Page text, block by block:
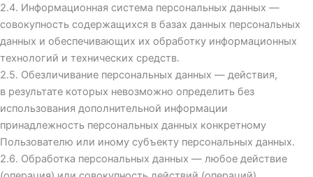
2.4. Информационная система персональных данных —
совокупность содержащихся в базах данных персональных
данных и обеспечивающих их обработку информационных
технологий и технических средств.
2.5. Обезличивание персональных данных — действия,
в результате которых невозможно определить без
использования дополнительной информации
принадлежность персональных данных конкретному
Пользователю или иному субъекту персональных данных.
2.6. Обработка персональных данных — любое действие